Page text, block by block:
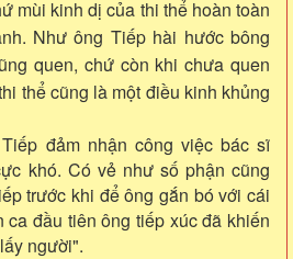
mùi kinh dị của thi thể hoàn toàn
Như ông Tiếp hài hước bông
quen, chứ còn khi chưa quen
thể cũng là một điều kinh khủng
đảm nhận công việc bác sĩ
khó. Có vẻ như số phận cũng
trước khi để ông gắn bó với cái
ca đầu tiên ông tiếp xúc đã khiến
người".